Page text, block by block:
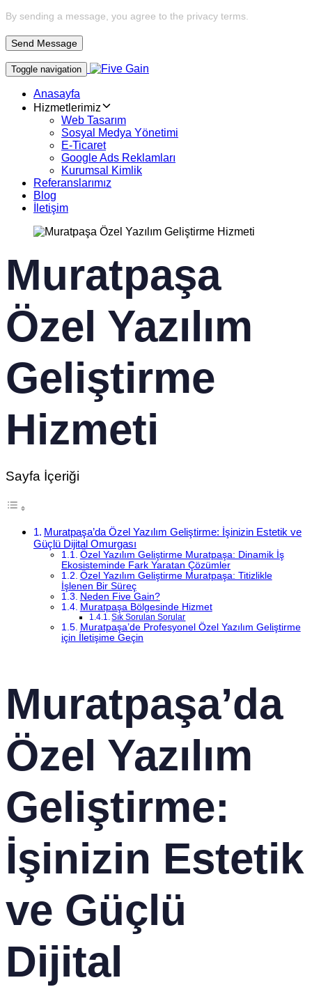
By sending a message, you agree to the privacy terms.
Toggle navigation
Anasayfa
Hizmetlerimiz
Web Tasarım
Sosyal Medya Yönetimi
E-Ticaret
Google Ads Reklamları
Kurumsal Kimlik
Referanslarımız
Blog
İletişim
Muratpaşa
Özel Yazılım
Geliştirme
Hizmeti
Sayfa İçeriği
Muratpaşa’da Özel Yazılım Geliştirme: İşinizin Estetik ve
Güçlü Dijital Omurgası
Özel Yazılım Geliştirme Muratpaşa: Dinamik İş
Ekosisteminde Fark Yaratan Çözümler
Özel Yazılım Geliştirme Muratpaşa: Titizlikle
İşlenen Bir Süreç
Neden Five Gain?
Muratpaşa Bölgesinde Hizmet
Sık Sorulan Sorular
Muratpaşa’de Profesyonel Özel Yazılım Geliştirme
için İletişime Geçin
Muratpaşa’da
Özel Yazılım
Geliştirme:
İşinizin Estetik
ve Güçlü
Dijital